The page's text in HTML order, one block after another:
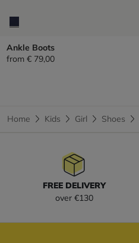
Ankle Boots
from € 79,00
Home Kids Girl Shoes
FREE DELIVERY
over €130